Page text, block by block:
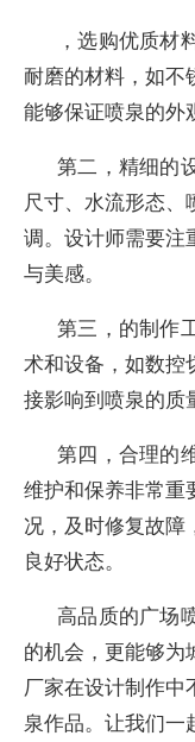
，选购优质材
耐磨的材料，如不
能够保证喷泉的外
第二，精细的
尺寸、水流形态
调。设计师需要注
与美感。
第三，的制作
术和设备，如数控
接影响到喷泉的质
第四，合理的
维护和保养非常重
况，及时修复故障
良好状态。
高品质的广场
的机会，更能够为
厂家在设计制作中
泉作品。让我们一